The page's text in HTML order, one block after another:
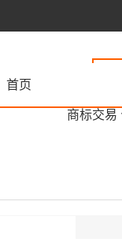
首页
商标交易